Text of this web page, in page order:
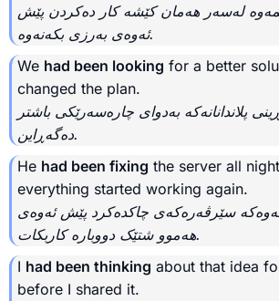
لەسەر هەمان کێشە کار دەکردن پێش
ئەوەی بەرزی بکەنەوە.
We had been looking for a better
changed the plan.
پلاندانانەکە بەدوای چارەسەرێکی باشتر
دەگەڕاین.
He had been fixing the server all
everything started working again.
سێرڤەرەکەی چاکدەکرد پێش ئەوەی
هەموو شتێک دووبارە کاربکات.
I had been thinking about that idea
before I shared it.